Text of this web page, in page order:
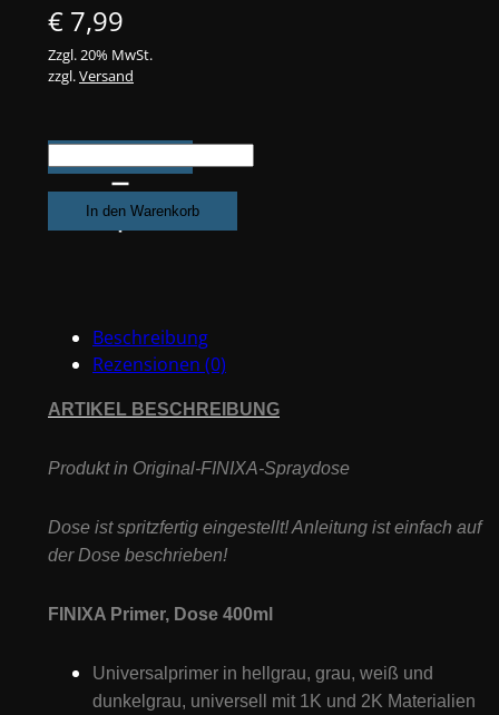
€ 7,99
Zzgl. 20% MwSt.
zzgl.Versand
FINIXA
Primer,
Dunkelgrau
0,4L
In den Warenkorb
Beschreibung
Rezensionen (0)
ARTIKEL BESCHREIBUNG
Produkt in Original-FINIXA-Spraydose
Dose ist spritzfertig eingestellt! Anleitung ist einfach auf
der Dose beschrieben!
FINIXA Primer, Dose 400ml
Universalprimer in hellgrau, grau, weiß und
dunkelgrau, universell mit 1K und 2K Materialien